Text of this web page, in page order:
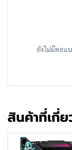
ยังไม่มีคะแ
สินค้าที่เกี่